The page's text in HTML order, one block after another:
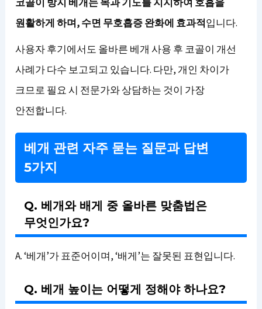
원활하게 하며, 수면 무호흡증 완화에 효과적입니다.
사용자 후기에서도 올바른 베개 사용 후 코골이 개선
사례가 다수 보고되고 있습니다. 다만, 개인 차이가
크므로 필요 시 전문가와 상담하는 것이 가장
안전합니다.
베개 관련 자주 묻는 질문과 답변
5가지
Q. 베개와 배게 중 올바른 맞춤법은
무엇인가요?
A. ‘베개’가 표준어이며, ‘배게’는 잘못된 표현입니다.
Q. 베개 높이는 어떻게 정해야 하나요?